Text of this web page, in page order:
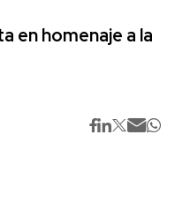
en homenaje a la